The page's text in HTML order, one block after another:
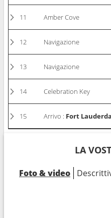
11 Amber Cove
12 Navigazione
13 Navigazione
14 Celebration Key
15 Arrivo : Fort
LA
Foto & video